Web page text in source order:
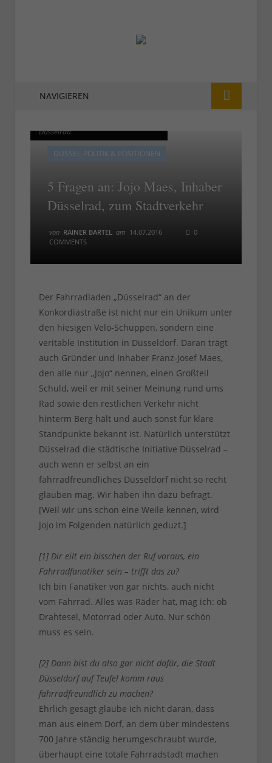
NAVIGIEREN
Düsselrad
DÜSSEL-POLITIK & POSITIONEN
5 Fragen an: Jojo Maes, Inhaber
Düsselrad, zum Stadtverkehr
von RAINER BARTEL am 14.07.2016
0
COMMENTS
Düsselrad
Der Fahrradladen „Düsselrad“ an der
Konkordiastraße ist nicht nur ein Unikum unter
den hiesigen Velo-Schuppen, sondern eine
veritable Institution in Düsseldorf. Daran trägt
auch Gründer und Inhaber Franz-Josef Maes,
den alle nur „Jojo“ nennen, einen Großteil
Schuld, weil er mit seiner Meinung rund ums
Rad sowie den restlichen Verkehr nicht
hinterm Berg hält und auch sonst für klare
Standpunkte bekannt ist. Natürlich unterstützt
Düsselrad die städtische Initiative Düsselrad –
auch wenn er selbst an ein
fahrradfreundliches Düsseldorf nicht so recht
glauben mag. Wir haben ihn dazu befragt.
[Weil wir uns schon eine Weile kennen, wird
Jojo im Folgenden natürlich geduzt.]
[1] Dir eilt ein bisschen der Ruf voraus, ein
Fahrradfanatiker sein – trifft das zu?
Ich bin Fanatiker von gar nichts, auch nicht
vom Fahrrad. Alles was Räder hat, mag ich: ob
Drahtesel, Motorrad oder Auto. Nur schön
muss es sein.
[2] Dann bist du also gar nicht dafür, die Stadt
Düsseldorf auf Teufel komm raus
fahrradfreundlich zu machen?
Ehrlich gesagt glaube ich nicht daran, dass
man aus einem Dorf, an dem über mindestens
700 Jahre ständig herumgeschraubt wurde,
überhaupt eine totale Fahrradstadt machen